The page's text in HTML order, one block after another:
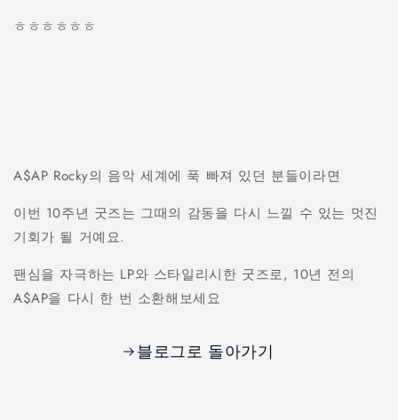
ㅎㅎㅎㅎㅎㅎ
A$AP Rocky의 음악 세계에 푹 빠져 있던 분들이라면
이번 10주년 굿즈는 그때의 감동을 다시 느낄 수 있는 멋진
기회가 될 거예요.
팬심을 자극하는 LP와 스타일리시한 굿즈로, 10년 전의
A$AP을 다시 한 번 소환해보세요
블로그로 돌아가기